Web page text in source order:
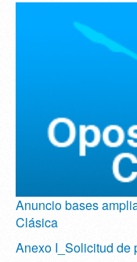
Anuncio bases
Clásica
Anexo I_Solicitud de